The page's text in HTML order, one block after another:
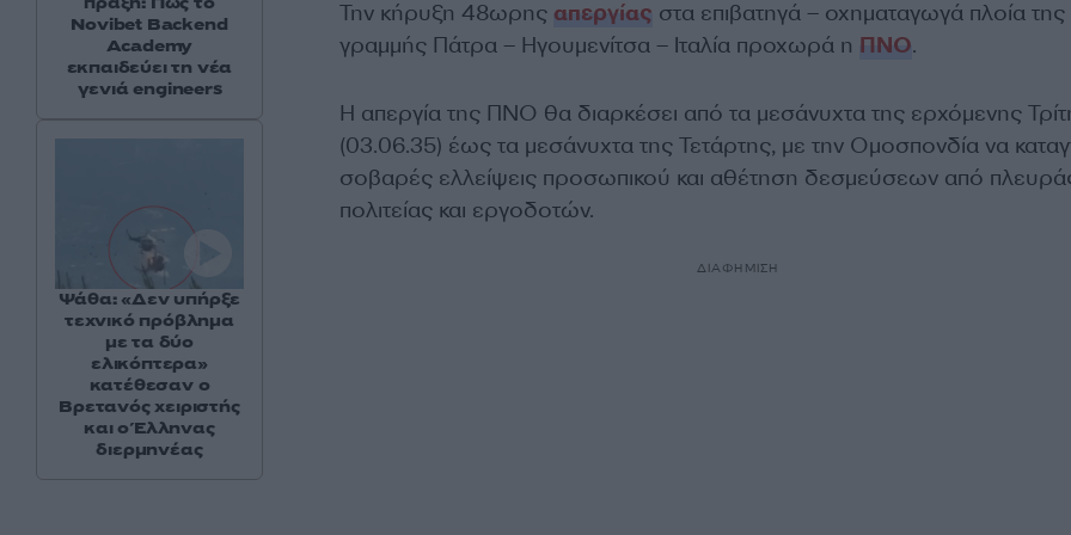
Την κήρυξη 48ωρης απεργίας στα επιβατηγά – οχηματαγωγά πλοία της
γραμμής Πάτρα – Ηγουμενίτσα – Ιταλία προχωρά η ΠΝΟ.
Η απεργία της ΠΝΟ θα διαρκέσει από τα μεσάνυχτα της ερχόμενης
(03.06.35) έως τα μεσάνυχτα της Τετάρτης, με την Ομοσπονδία να
σοβαρές ελλείψεις προσωπικού και αθέτηση δεσμεύσεων από
πολιτείας και εργοδοτών.
ΔΙΑΦΗΜΙΣΗ
Novibet Backend
Academy
εκπαιδεύει τη νέα
γενιά engineers
Ψάθα: «Δεν υπήρξε
τεχνικό πρόβλημα
με τα δύο
ελικόπτερα»
κατέθεσαν ο
Βρετανός χειριστής
και ο Έλληνας
διερμηνέας